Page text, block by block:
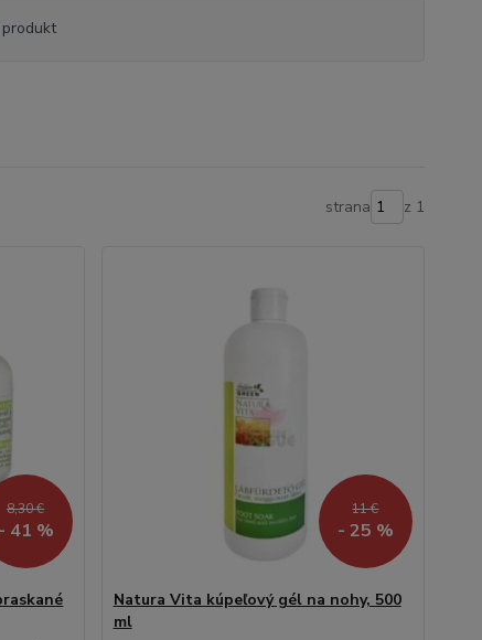
produkt
strana z 1
8,30 €
- 41 %
11 €
- 25 %
Natura Vita kúpeľový gél na nohy, 500
ml